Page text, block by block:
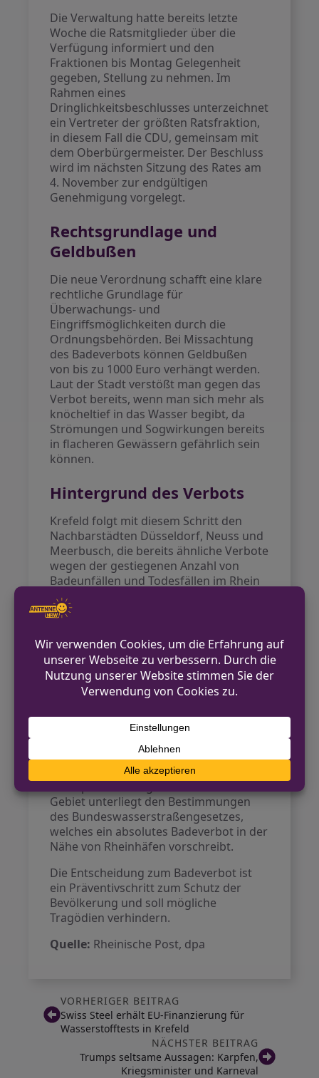
Die Verwaltung hatte bereits letzte
Woche die Ratsmitglieder über die
Verfügung informiert und den
Fraktionen bis Montag Gelegenheit
gegeben, Stellung zu nehmen. Im
Rahmen eines
Dringlichkeitsbeschlusses unterzeichnet
ein Vertreter der größten Ratsfraktion,
in diesem Fall die CDU, gemeinsam mit
dem Oberbürgermeister. Der Beschluss
wird im nächsten Sitzung des Rates am
4. November zur endgültigen
Genehmigung vorgelegt.
Rechtsgrundlage und
Geldbußen
Die neue Verordnung schafft eine klare
rechtliche Grundlage für
Überwachungs- und
Eingriffsmöglichkeiten durch die
Ordnungsbehörden. Bei Missachtung
des Badeverbots können Geldbußen
von bis zu 1000 Euro verhängt werden.
Laut der Stadt verstößt man gegen das
Verbot bereits, wenn man sich mehr als
knöcheltief in das Wasser begibt, da
Strömungen und Sogwirkungen bereits
in flacheren Gewässern gefährlich sein
können.
Hintergrund des Verbots
Krefeld folgt mit diesem Schritt den
Nachbarstädten Düsseldorf, Neuss und
Meerbusch, die bereits ähnliche Verbote
wegen der gestiegenen Anzahl von
Badeunfällen und Todesfällen im Rhein
ausgesprochen haben. Laut der
Deutschen Lebens-Rettungs-
dieses Jahres in Nordrhein-Westfalen
bereits zehn Todesfälle im Rhein. Dies
ist ein Anstieg gegenüber dem Vorjahr,
in dem insgesamt 14 Todesfälle
verzeichnet wurden.
In Krefeld galt bereits ein
weitreichendes Badeverbot in einem
bestimmten Abschnitt des Rheins, das
die gefährlichen Bereiche rund um den
Gebiet unterliegt den Bestimmungen
des Bundeswasserstraßengesetzes,
welches ein absolutes Badeverbot in der
Nähe von Rheinhäfen vorschreibt.
Die Entscheidung zum Badeverbot ist
ein Präventivschritt zum Schutz der
Bevölkerung und soll mögliche
Tragödien verhindern.
Quelle: Rheinische Post, dpa
VORHERIGER BEITRAG
Swiss Steel erhält EU-Finanzierung für
Wasserstofftests in Krefeld
NÄCHSTER BEITRAG
Trumps seltsame Aussagen: Karpfen,
Kriegsminister und Karneval